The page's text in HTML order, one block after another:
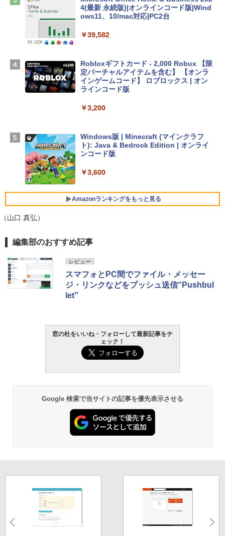
Apple 2026 MacBook Air M5チップ搭載
13インチノートブック：AIとApple Intell
スプレイ、16GBユニファイドメモリ、1
D - ミッドナイト
￥278,800
【Amazon.co.jp限定】 HP ノートパソコ
￥129,800
FMV ノートパソコン WE1-K3 (MS 365 P
VWK3E15W_AZ
4(最新 永続版)|オンラインコード版|Wind
ows11、10/mac対応|PC2台
￥39,582
Robloxギフトカード - 2,000 Robux 【限
定バーチャルアイテムを含む】 【オンラ
インゲームコード】 ロブロックス | オン
ラインコード版
￥3,200
Windows版 | Minecraft (マインクラフ
ト): Java & Bedrock Edition | オンライ
ンコード版
￥3,600
Amazonランキングをもっと見る
生成AIパスポート公式テキスト 第４版
￥1,766
￥480
方 マニュアル AI副業にもコンテンツ作成
にもKindle出版にも！ 非エンジニアのた
めのAIコーディング入門シリーズ
￥99
1冊ですべて身につくHTML & CSSとWe
￥1,292
FM TOWNS ハイパー・カタログ: 本体ハ
ードウェア・市販ソフトウェアのパーフ
Amazon Kindle Paperwhite (16GB) 7イ
週間持続バッテリー、広告なし、ブラッ
ク
￥22,980
続バッテリー、6インチディスプレイ電子
書籍リーダー、マッチャ、16GB、広告な
し
Kindle Paperwhite シグニチャーエディ
ション (32GB) 7インチディスプレイ、明
るさ自動調整、色調調節ライト、12週間
持続バッテリー、広告なし、メタリック
ブラック
￥27,980
Amazon Kindle Colorsoft | 16GBストレ
イ、色調調節ライト、最大8週間持続バッ
テリー、広告無し、ブラック (2025年発
（山口 真弘）
編集部のおすすめ記事
レビュー
スマフォとPC間でファイル・メッセー
ジ・リンクなどをプッシュ送信“Pushbul
let”
窓の杜をいいね・フォローして最新記事をチ
ェック！
Google 検索で当サイトの記事を優先表示させる